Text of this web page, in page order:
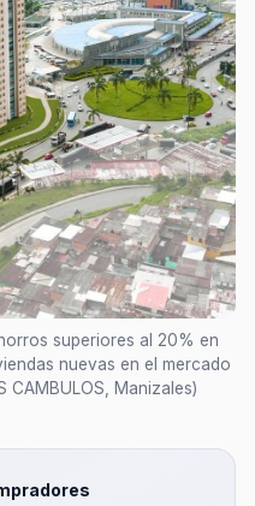
superiores al 20% en
nuevas en el mercado
CAMBULOS, Manizales)